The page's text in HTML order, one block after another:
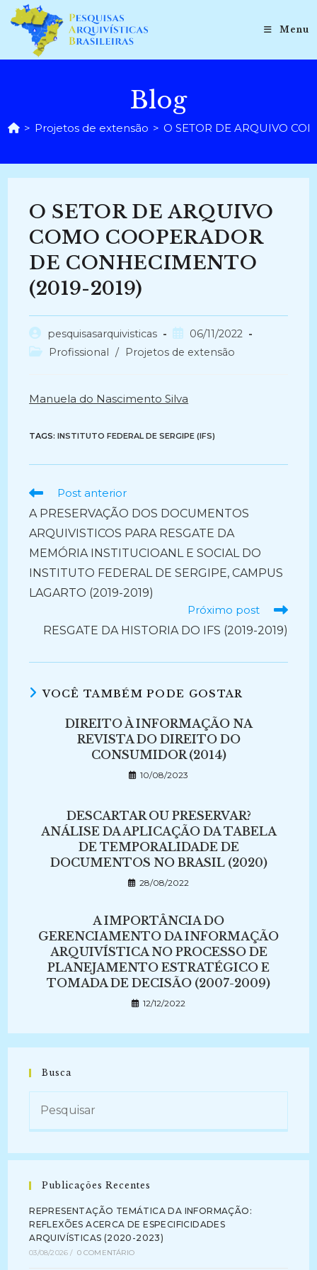
para
conteúdo
Menu
Blog
> Projetos de extensão > O SETOR DE ARQUIVO
O SETOR DE ARQUIVO
COMO COOPERADOR
DE CONHECIMENTO
(2019-2019)
Autor
do
pesquisasarquivisticas
Post
publicado:
06/11/2022
Categoria
Profissional / Projetos de extensão
Manuela do Nascimento Silva
TAGS:INSTITUTO FEDERAL DE SERGIPE (IFS)
Ler
artigos
Post anterior
A PRESERVAÇÃO DOS DOCUMENTOS
ARQUIVISTICOS PARA RESGATE DA
MEMÓRIA INSTITUCIOANL E SOCIAL DO
INSTITUTO FEDERAL DE SERGIPE, CAMPUS
LAGARTO (2019-2019)
Próximo post
RESGATE DA HISTORIA DO IFS (2019-2019)
VOCÊ TAMBÉM PODE GOSTAR
DIREITO À INFORMAÇÃO NA
REVISTA DO DIREITO DO
CONSUMIDOR (2014)
10/08/2023
DESCARTAR OU PRESERVAR?
ANÁLISE DA APLICAÇÃO DA TABELA
DE TEMPORALIDADE DE
DOCUMENTOS NO BRASIL (2020)
28/08/2022
A IMPORTÂNCIA DO
GERENCIAMENTO DA INFORMAÇÃO
ARQUIVÍSTICA NO PROCESSO DE
PLANEJAMENTO ESTRATÉGICO E
TOMADA DE DECISÃO (2007-2009)
12/12/2022
Busca
Publicações Recentes
REPRESENTAÇÃO TEMÁTICA DA INFORMAÇÃO:
REFLEXÕES ACERCA DE ESPECIFICIDADES
ARQUIVÍSTICAS (2020-2023)
03/08/2026 / 0 COMENTÁRIO